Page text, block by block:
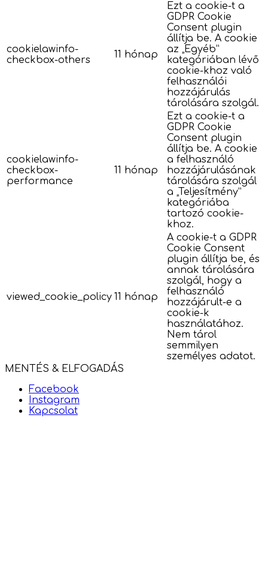
cookielawinfo-
checkbox-others
11 hónap
Ezt a cookie-t a
GDPR Cookie
Consent plugin
állítja be. A cookie
az „Egyéb”
kategóriában lévő
cookie-khoz való
felhasználói
hozzájárulás
tárolására szolgál.
cookielawinfo-
checkbox-
performance
11 hónap
Ezt a cookie-t a
GDPR Cookie
Consent plugin
állítja be. A cookie
a felhasználó
hozzájárulásának
tárolására szolgál
a „Teljesítmény”
kategóriába
tartozó cookie-
khoz.
viewed_cookie_policy 11 hónap
A cookie-t a GDPR
Cookie Consent
plugin állítja be, és
annak tárolására
szolgál, hogy a
felhasználó
hozzájárult-e a
cookie-k
használatához.
Nem tárol
semmilyen
személyes adatot.
MENTÉS & ELFOGADÁS
Facebook
Instagram
Kapcsolat